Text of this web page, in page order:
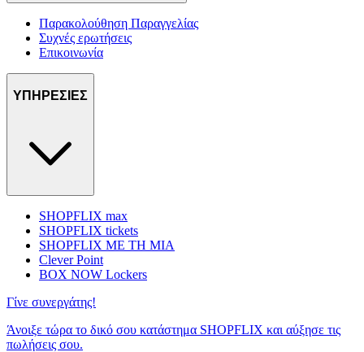
Παρακολούθηση Παραγγελίας
Συχνές ερωτήσεις
Επικοινωνία
ΥΠΗΡΕΣΙΕΣ
SHOPFLIX max
SHOPFLIX tickets
SHOPFLIX ΜΕ ΤΗ ΜΙΑ
Clever Point
BOX NOW Lockers
Γίνε συνεργάτης!
Άνοιξε τώρα το δικό σου κατάστημα SHOPFLIX και αύξησε τις
πωλήσεις σου.